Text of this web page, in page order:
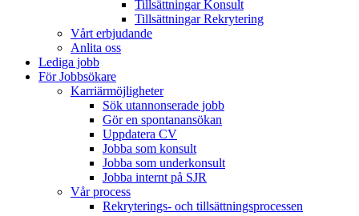
Tillsättningar Konsult
Tillsättningar Rekrytering
Vårt erbjudande
Anlita oss
Lediga jobb
För Jobbsökare
Karriärmöjligheter
Sök utannonserade jobb
Gör en spontanansökan
Uppdatera CV
Jobba som konsult
Jobba som underkonsult
Jobba internt på SJR
Vår process
Rekryterings- och tillsättningsprocessen